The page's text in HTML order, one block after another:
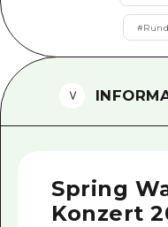
Ein
FAQs
#
Spring
Konzert